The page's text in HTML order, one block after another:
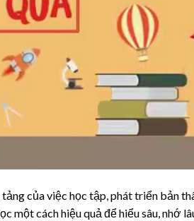
tảng của việc học tập, phát triển bản
một cách hiệu quả để hiểu sâu, nhớ